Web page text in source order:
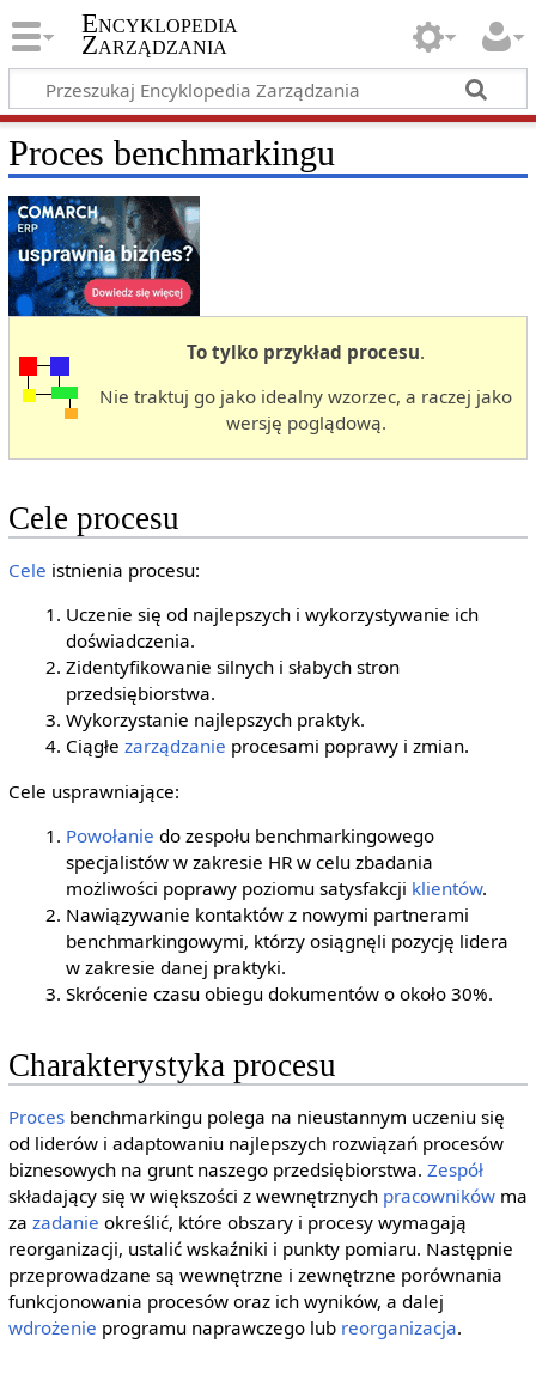
Encyklopedia
Zarządzania
Proces benchmarkingu
To tylko przykład procesu.
Nie traktuj go jako idealny wzorzec, a raczej jako
wersję poglądową.
Cele procesu
Cele istnienia procesu:
Uczenie się od najlepszych i wykorzystywanie ich
doświadczenia.
Zidentyfikowanie silnych i słabych stron
przedsiębiorstwa.
Wykorzystanie najlepszych praktyk.
Ciągłezarządzanie procesami poprawy i zmian.
Cele usprawniające:
Powołanie do zespołu benchmarkingowego
specjalistów w zakresie HR w celu zbadania
możliwości poprawy poziomu satysfakcji klientów.
Nawiązywanie kontaktów z nowymi partnerami
benchmarkingowymi, którzy osiągnęli pozycję lidera
w zakresie danej praktyki.
Skrócenie czasu obiegu dokumentów o około 30%.
Charakterystyka procesu
Procesbenchmarkingu polega na nieustannym uczeniu się
od liderów i adaptowaniu najlepszych rozwiązań procesów
biznesowych na grunt naszego przedsiębiorstwa. Zespół
składający się w większości z wewnętrznych pracownikówma
za zadanie określić, które obszary i procesy wymagają
reorganizacji, ustalić wskaźniki i punkty pomiaru. Następnie
przeprowadzane są wewnętrzne i zewnętrzne porównania
funkcjonowania procesów oraz ich wyników, a dalej
wdrożenie programu naprawczego lub reorganizacja.